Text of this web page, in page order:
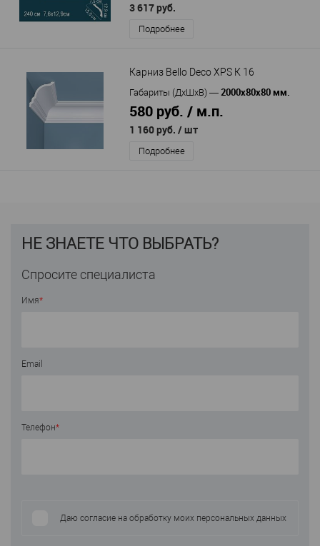
3 617 руб.
Подробнее
Карниз Bello Deco XPS К 16
Габариты (ДхШхВ) — 2000х80х80 мм.
580 руб. / м.п.
1 160 руб. / шт
Подробнее
НЕ ЗНАЕТЕ ЧТО ВЫБРАТЬ?
Спросите специалиста
Имя*
Email
Телефон*
Даю согласие на обработку моих персональных данных